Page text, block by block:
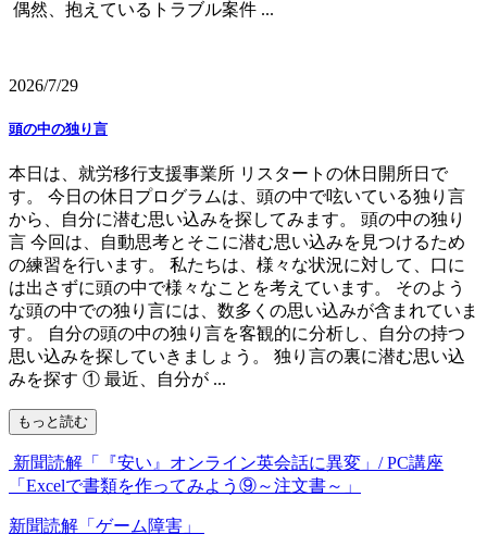
偶然、抱えているトラブル案件 ...
2026/7/29
頭の中の独り言
本日は、就労移行支援事業所 リスタートの休日開所日で
す。 今日の休日プログラムは、頭の中で呟いている独り言
から、自分に潜む思い込みを探してみます。 頭の中の独り
言 今回は、自動思考とそこに潜む思い込みを見つけるため
の練習を行います。 私たちは、様々な状況に対して、口に
は出さずに頭の中で様々なことを考えています。 そのよう
な頭の中での独り言には、数多くの思い込みが含まれていま
す。 自分の頭の中の独り言を客観的に分析し、自分の持つ
思い込みを探していきましょう。 独り言の裏に潜む思い込
みを探す ① 最近、自分が ...
もっと読む
新聞読解「『安い』オンライン英会話に異変」/ PC講座
「Excelで書類を作ってみよう⑨～注文書～」
新聞読解「ゲーム障害」